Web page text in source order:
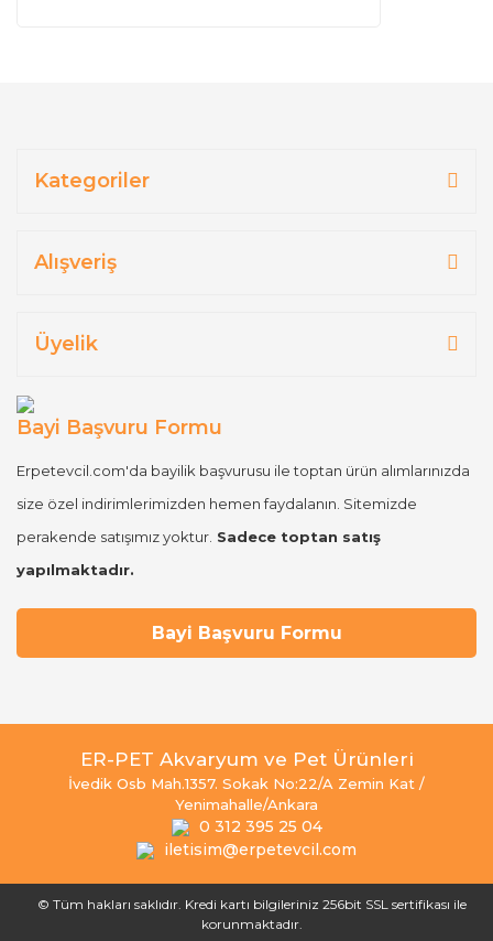
Kategoriler
Alışveriş
Üyelik
Bayi Başvuru Formu
Erpetevcil.com'da bayilik başvurusu ile toptan ürün alımlarınızda
size özel indirimlerimizden hemen faydalanın. Sitemizde
perakende satışımız yoktur. Sadece toptan satış
yapılmaktadır.
Bayi Başvuru Formu
ER-PET Akvaryum ve Pet Ürünleri
İvedik Osb Mah.1357. Sokak No:22/A Zemin Kat /
Yenimahalle/Ankara
0 312 395 25 04
iletisim@erpetevcil.com
© Tüm hakları saklıdır. Kredi kartı bilgileriniz 256bit SSL sertifikası ile
korunmaktadır.